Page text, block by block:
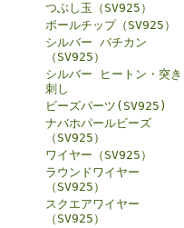
つぶし玉（SV925）
ボールチップ（SV925）
シルバー バチカン
（SV925）
シルバー ヒートン・突き
刺し
ビーズパーツ(SV925)
ナバホパールビーズ
（SV925）
ワイヤー（SV925）
ラウンドワイヤー
（SV925）
スクエアワイヤー
（SV925）